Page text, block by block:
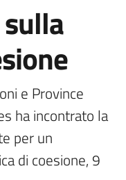
sulla
e Province
ha incontrato la
per un
di coesione, 9